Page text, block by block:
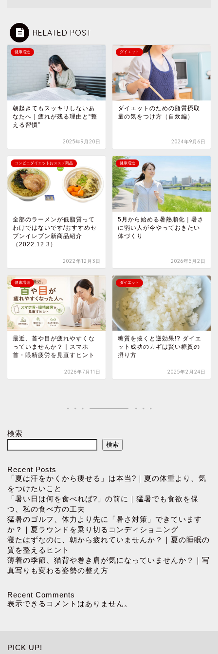
RELATED POST
健康増進
朝起きてもスッキリしないあ
なたへ｜疲れが残る理由と“整
える習慣”
2025年9月20日
ダイエット
ダイエットのための脂質摂取
量の気をつけ方（自炊編）
2024年9月6日
コンビニダイエットおススメ商品
全部のラーメンが低脂質って
わけではないです/おすすめセ
ブンイレブン新商品紹介
（2022.12.3）
2022年12月3日
健康増進
5月から始める暑熱順化｜暑さ
に弱い人が今やっておきたい
体づくり
2026年5月2日
健康増進
最近、首や目が疲れやすくな
っていませんか？｜スマホ
首・眼精疲労を見直すヒント
2026年7月11日
ダイエット
糖質を抜くと逆効果!? ダイエ
ット成功のカギは賢い糖質の
摂り方
2025年2月24日
検索
検索
Recent Posts
「夏は汗をかくから痩せる」は本当?｜夏の体重より、気
をつけたいこと
「暑い日は何を食べれば?」の前に｜猛暑でも食欲を保
つ、私の食べ方の工夫
猛暑のゴルフ、体力より先に「暑さ対策」できています
か？｜夏ラウンドを乗り切るコンディショニング
寝たはずなのに、朝から疲れていませんか？｜夏の睡眠の
質を整えるヒント
薄着の季節、猫背や巻き肩が気になっていませんか？｜写
真写りも変わる姿勢の整え方
Recent Comments
表示できるコメントはありません。
PICK UP!